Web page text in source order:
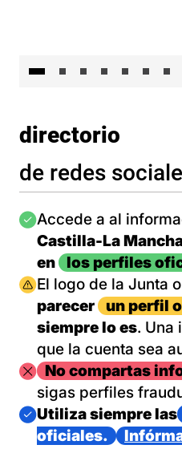
directorio
de redes
Imagen
Accede a al
Castilla-La
en
los perfiles
Imagen
El logo de la Junta
parecer
un perfil
siempre lo es. Una
que la cuenta sea
ImagenNo compartas
sigas perfiles
Imagen
Utiliza siempre las
oficiales.